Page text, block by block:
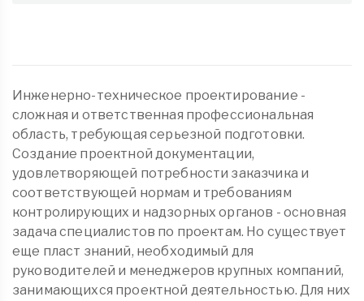
Инженерно-техническое проектирование -
сложная и ответственная профессиональная
область, требующая серьезной подготовки.
Создание проектной документации,
удовлетворяющей потребности заказчика и
соответствующей нормам и требованиям
контролирующих и надзорных органов - основная
задача специалистов по проектам. Но существует
еще пласт знаний, необходимый для
руководителей и менеджеров крупных компаний,
занимающихся проектной деятельностью. Для них